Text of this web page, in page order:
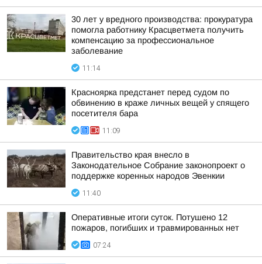
30 лет у вредного производства: прокуратура
помогла работнику Красцветмета получить
компенсацию за профессиональное
заболевание
11:14
Красноярка предстанет перед судом по
обвинению в краже личных вещей у спящего
посетителя бара
11:09
Правительство края внесло в
Законодательное Собрание законопроект о
поддержке коренных народов Эвенкии
11:40
Оперативные итоги суток. Потушено 12
пожаров, погибших и травмированных нет
07:24